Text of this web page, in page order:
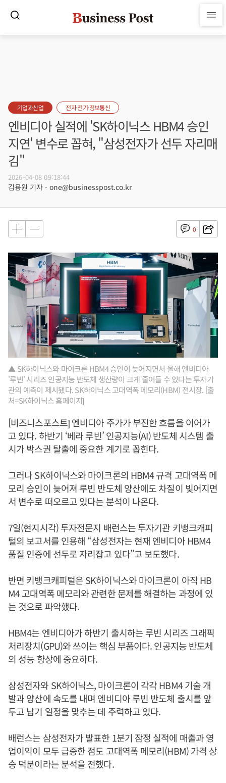
기업과산업 전자·전기·정보통신
엔비디아 실적에 'SK하이닉스 HBM4 승인
지연' 변수로 꼽혀, "삼성전자가 선두 자리매
김"
2026-04-08 09:18:44
김용원 기자 - one@businesspost.co.kr
0
▲ SK하이닉스와 마이크론 HBM4 승인이 늦어지면서 올해 엔비디아
'루빈' 시리즈 인공지능 반도체 생산량이 크게 줄어들 수 있다는 투자기
관의 예측이 제시됐다. SK하이닉스 고대역폭 메모리(HBM) 전시장. [출
처=SK하이닉스 홈페이지]
[비즈니스포스트] 엔비디아 주가가 부진한 흐름을 이어가
고 있다. 하반기 ‘베라 루빈’ 인공지능(AI) 반도체 시스템 출
시가 박스권 탈출에 중요한 계기로 꼽힌다.
그러나 SK하이닉스와 마이크론의 HBM4 규격 고대역폭 메
모리 승인이 늦어져 루빈 반도체 양산에도 차질이 빚어지면
서 변수로 떠오르고 있다는 분석이 나온다.
7일(현지시각) 투자전문지 배런스는 투자기관 키뱅크캐피
털의 보고서를 인용해 “삼성전자는 현재 엔비디아 HBM4
품질 인증에 선두로 자리잡고 있다”고 보도했다.
반면 키뱅크캐피털은 SK하이닉스와 마이크론이 아직 HB
M4 고대역폭 메모리와 관련한 문제를 해결하는 과정에 있
는 것으로 파악했다.
HBM4는 엔비디아가 하반기 출시하는 루빈 시리즈 그래픽
처리장치(GPU)와 쓰이는 핵심 부품이다. 인공지능 반도체
의 성능 향상에 중요하다.
삼성전자와 SK하이닉스, 마이크론이 각각 HBM4 기술 개
발과 양산에 속도를 내며 엔비디아 루빈 반도체 출시를 앞
두고 납기 일정을 맞추는 데 주력하고 있다.
배런스는 삼성전자가 발표한 1분기 잠정 실적에 매출과 영
업이익이 모두 급증한 점도 고대역폭 메모리(HBM) 가격 상
승 덕분이라는 분석을 전했다.